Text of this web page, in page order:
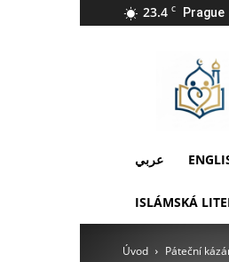
23.4 C Prague
عربي
ISLÁMSKÁ
Úvod Páteční